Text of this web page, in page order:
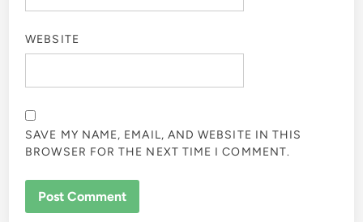
WEBSITE
SAVE MY NAME, EMAIL, AND WEBSITE IN THIS
BROWSER FOR THE NEXT TIME I COMMENT.